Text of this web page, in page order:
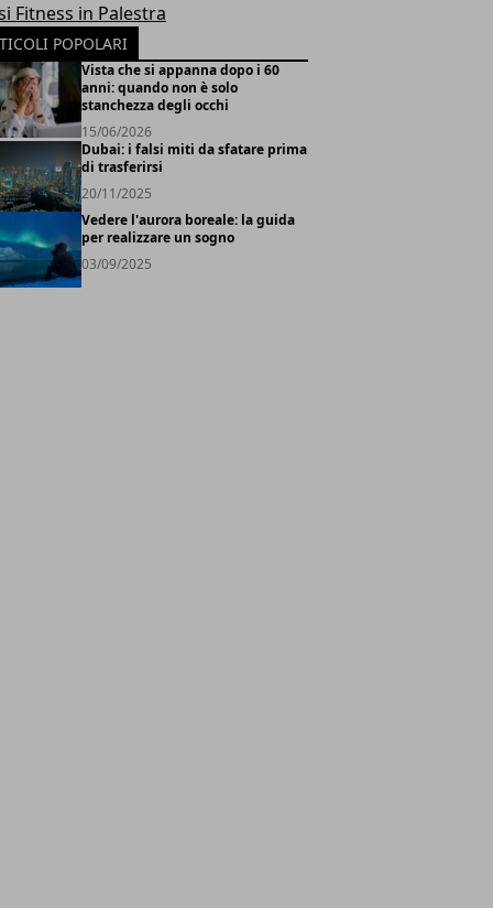
Fitness in Palestra
POPOLARI
Vista che si appanna dopo i 60
anni: quando non è solo
stanchezza degli occhi
15/06/2026
Dubai: i falsi miti da sfatare prima
di trasferirsi
20/11/2025
Vedere l'aurora boreale: la guida
per realizzare un sogno
03/09/2025